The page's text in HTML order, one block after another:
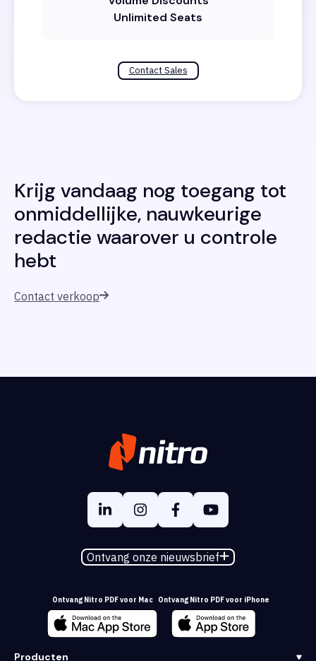
Unlimited Seats
Contact Sales
Krijg vandaag nog toegang tot
onmiddellijke, nauwkeurige
redactie waarover u controle
hebt
Contact verkoop
Ontvang onze nieuwsbrief
Ontvang Nitro PDF voor Mac Ontvang Nitro PDF voor iPhone
Producten